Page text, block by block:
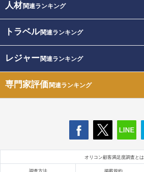
人材関連ランキング
トラベル関連ランキング
レジャー関連ランキング
専門家評価関連ランキング
オリコン顧客満足度調査とは
調査方法 掲載規約